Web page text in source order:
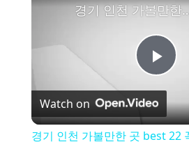
P
l
경기 인천 가볼만
Watch on
경기 인천 가볼만한 곳 best 22